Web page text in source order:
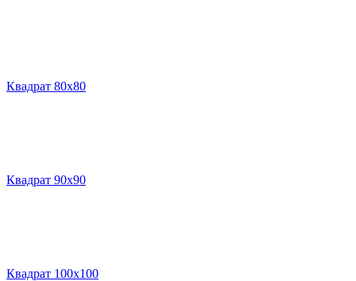
Квадрат 80х80
Квадрат 90х90
Квадрат 100х100